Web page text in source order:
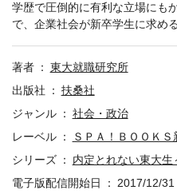
学歴で圧倒的に有利な立場にも
で、企業社会が新卒学生に求め
著者
東大就職研究所
出版社
扶桑社
ジャンル
社会・政治
レーベル
ＳＰＡ！ＢＯＯＫＳ
シリーズ
内定とれない東大生
電子版配信開始日
2017/12/31